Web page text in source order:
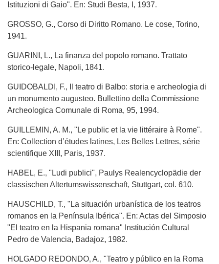
Istituzioni di Gaio". En: Studi Besta, I, 1937.
GROSSO, G., Corso di Diritto Romano. Le cose, Torino,
1941.
GUARINI, L., La finanza del popolo romano. Trattato
storico-legale, Napoli, 1841.
GUIDOBALDI, F., Il teatro di Balbo: storia e archeologia di
un monumento augusteo. Bullettino della Commissione
Archeologica Comunale di Roma, 95, 1994.
GUILLEMIN, A. M., "Le public et la vie littéraire à Rome".
En: Collection d’études latines, Les Belles Lettres, série
scientifique XIII, Paris, 1937.
HABEL, E., "Ludi publici", Paulys Realencyclopädie der
classischen Altertumswissenschaft, Stuttgart, col. 610.
HAUSCHILD, T., "La situación urbanística de los teatros
romanos en la Península Ibérica". En: Actas del Simposio
"El teatro en la Hispania romana" Institución Cultural
Pedro de Valencia, Badajoz, 1982.
HOLGADO REDONDO, A., "Teatro y público en la Roma